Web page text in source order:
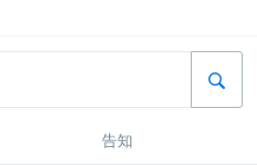
告知